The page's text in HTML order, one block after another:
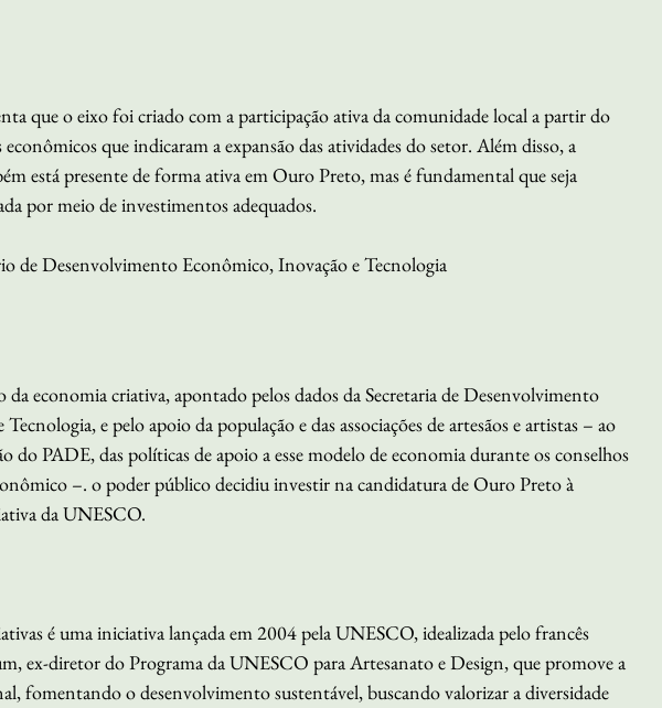
que o eixo foi criado com a participação ativa da comunidade local a partir do
que indicaram a expansão das atividades do setor. Além disso, a
está presente de forma ativa em Ouro Preto, mas é fundamental que seja
por meio de investimentos adequados.
de Desenvolvimento Econômico, Inovação e Tecnologia
economia criativa, apontado pelos dados da Secretaria de Desenvolvimento
e pelo apoio da população e das associações de artesãos e artistas – ao
do PADE, das políticas de apoio a esse modelo de economia durante os conselhos
–. o poder público decidiu investir na candidatura de Ouro Preto à
da UNESCO.
é uma iniciativa lançada em 2004 pela UNESCO, idealizada pelo francês
ex-diretor do Programa da UNESCO para Artesanato e Design, que promove a
fomentando o desenvolvimento sustentável, buscando valorizar a diversidade